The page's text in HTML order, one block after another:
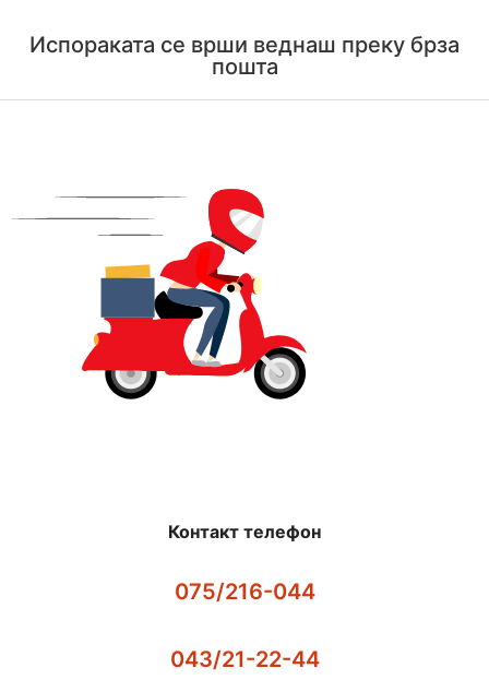
Испораката се врши веднаш преку брза
пошта
Контакт телефон
075/216-044
043/21-22-44